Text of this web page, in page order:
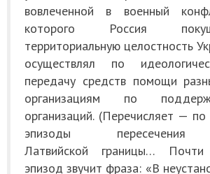
вовлеченной в военный
которого Россия
территориальную целостность
осуществлял по
передачу средств помощи
организациям по
организаций. (Перечисляет — по
эпизоды пересечения
Латвийской границы…
эпизод звучит фраза: «В